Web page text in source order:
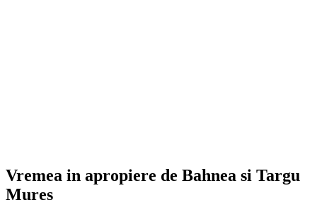
Vremea in apropiere de Bahnea si Targu
Mures